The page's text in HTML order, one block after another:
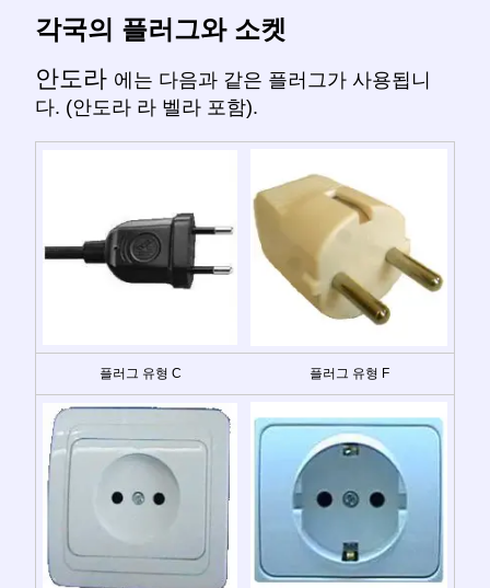
각국의 플러그와 소켓
안도라 에는 다음과 같은 플러그가 사용됩니
다. (안도라 라 벨라 포함).
플러그 유형 C 플러그 유형 F